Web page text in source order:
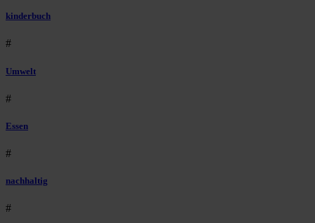
kinderbuch
#
Umwelt
#
Essen
#
nachhaltig
#